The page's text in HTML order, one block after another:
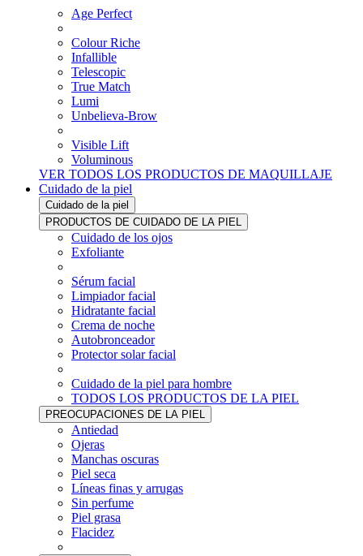
Age Perfect
Colour Riche
Infallible
Telescopic
True Match
Lumi
Unbelieva-Brow
Visible Lift
Voluminous
VER TODOS LOS PRODUCTOS DE MAQUILLAJE
Cuidado de la piel
Cuidado de la piel
PRODUCTOS DE CUIDADO DE LA PIEL
Cuidado de los ojos
Exfoliante
Sérum facial
Limpiador facial
Hidratante facial
Crema de noche
Autobronceador
Protector solar facial
Cuidado de la piel para hombre
TODOS LOS PRODUCTOS DE LA PIEL
PREOCUPACIONES DE LA PIEL
Antiedad
Ojeras
Manchas oscuras
Piel seca
Líneas finas y arrugas
Sin perfume
Piel grasa
Flacidez